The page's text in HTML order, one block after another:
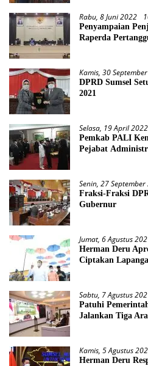
Rabu, 8 Juni 2022
Penyampaian
Raperda
Kamis, 30
DPRD Sumsel
2021
Selasa, 19 April 2022
Pemkab PALI
Pejabat
Senin, 27 September
Fraksi-Fraksi
Gubernur
Jumat, 6 Agustus
Herman Deru
Ciptakan
Sabtu, 7 Agustus
Patuhi
Jalankan Tiga
Kamis, 5 Agustus
Herman Deru